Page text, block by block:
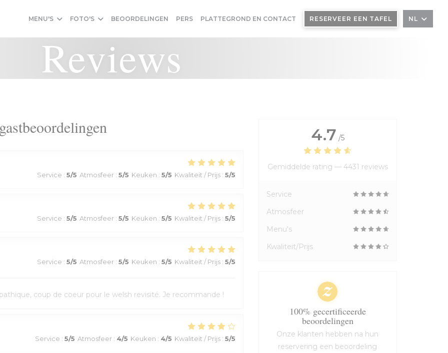
MENU'S FOTO'S BEOORDELINGEN PERS PLATTEGROND EN CONTACT RESERVEER EEN TAFEL NL
Reviews
Service : 5/5 Atmosfeer: 5/5 Keuken : 5/5 Kwaliteit / Prijs: 5/5
Service : 5/5 Atmosfeer: 5/5 Keuken : 5/5 Kwaliteit / Prijs: 5/5
Service : 5/5 Atmosfeer: 5/5 Keuken : 5/5 Kwaliteit / Prijs: 5/5
coup de coeur pour le welsh revisité. Je recommande !
Service : 5/5 Atmosfeer: 4/5 Keuken : 4/5 Kwaliteit / Prijs: 5/5
4.7 /5
Gemiddelde rating — 4431 reviews
Service
Atmosfeer
Menu's
Kwaliteit/Prijs
100% gecertificeerde
beoordelingen
Onze klanten hebben na hun
reservering een beoordeling